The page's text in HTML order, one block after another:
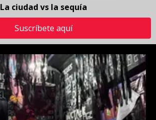
La ciudad vs la sequía
Suscríbete aquí